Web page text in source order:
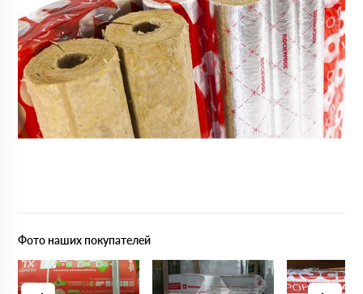
Фото наших покупателей